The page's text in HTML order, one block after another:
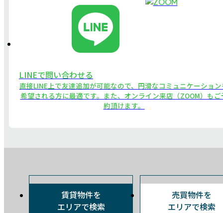
LINEで問い合わせる
直接LINE上で友達追加が可能なので、円滑なコミュニケーショ
希望される方に最適です。また、オンライン来店（ZOOM）もご
約頂けます。
賃貸物件を
エリアで検索
売買物件を
エリアで検索